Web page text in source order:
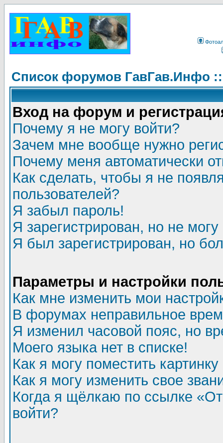
Список форумов ГавГав.Инфо
Вход на форум и
Почему я не могу войти?
Зачем мне вообще нужно
Почему меня автоматически
Как сделать, чтобы я не
пользователей?
Я забыл пароль!
Я зарегистрирован, но не могу
Я был зарегистрирован, но
Параметры и настройки
Как мне изменить мои
В форумах неправильное
Я изменил часовой пояс, но
Моего языка нет в списке!
Как я могу поместить
Как я могу изменить свое
Когда я щёлкаю по ссылке
войти?